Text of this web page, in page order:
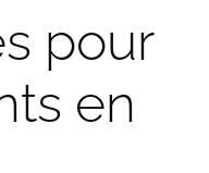
pour
en